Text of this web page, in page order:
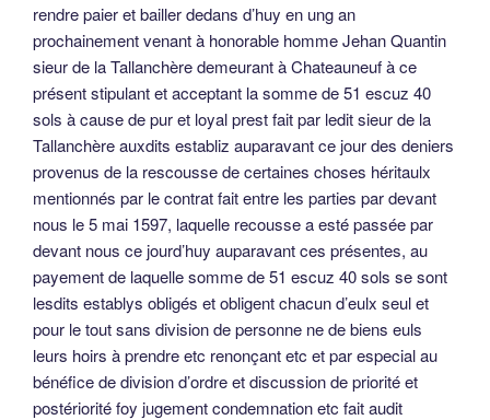
rendre paier et bailler dedans d’huy en ung an
prochainement venant à honorable homme Jehan Quantin
sieur de la Tallanchère demeurant à Chateauneuf à ce
présent stipulant et acceptant la somme de 51 escuz 40
sols à cause de pur et loyal prest fait par ledit sieur de la
Tallanchère auxdits establiz auparavant ce jour des deniers
provenus de la rescousse de certaines choses héritaulx
mentionnés par le contrat fait entre les parties par devant
nous le 5 mai 1597, laquelle recousse a esté passée par
devant nous ce jourd’huy auparavant ces présentes, au
payement de laquelle somme de 51 escuz 40 sols se sont
lesdits establys obligés et obligent chacun d’eulx seul et
pour le tout sans division de personne ne de biens euls
leurs hoirs à prendre etc renonçant etc et par especial au
bénéfice de division d’ordre et discussion de priorité et
postériorité foy jugement condemnation etc fait audit